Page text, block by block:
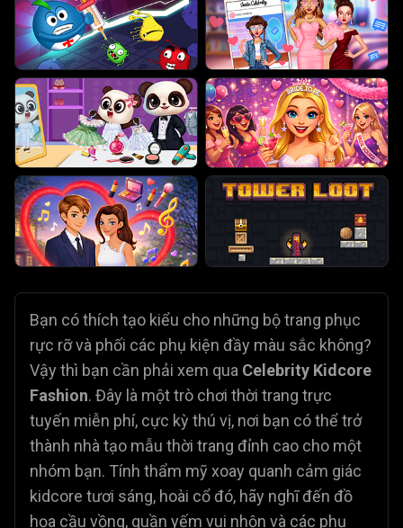
Bạn có thích tạo kiểu cho những bộ trang phục
rực rỡ và phối các phụ kiện đầy màu sắc không?
Vậy thì bạn cần phải xem qua Celebrity Kidcore
Fashion. Đây là một trò chơi thời trang trực
tuyến miễn phí, cực kỳ thú vị, nơi bạn có thể trở
thành nhà tạo mẫu thời trang đỉnh cao cho một
nhóm bạn. Tính thẩm mỹ xoay quanh cảm giác
kidcore tươi sáng, hoài cổ đó, hãy nghĩ đến đồ
họa cầu vồng, quần yếm vui nhộn và các phụ